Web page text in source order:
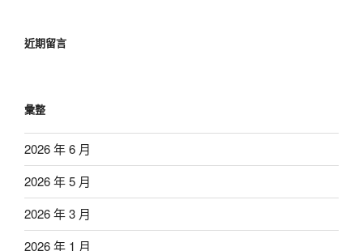
近期留言
彙整
2026 年 6 月
2026 年 5 月
2026 年 3 月
2026 年 1 月